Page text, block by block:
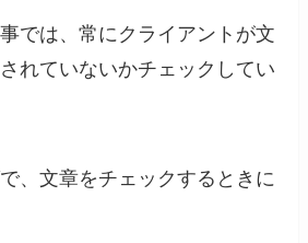
では、常にクライアントが文
れていないかチェックしてい
、文章をチェックするときに